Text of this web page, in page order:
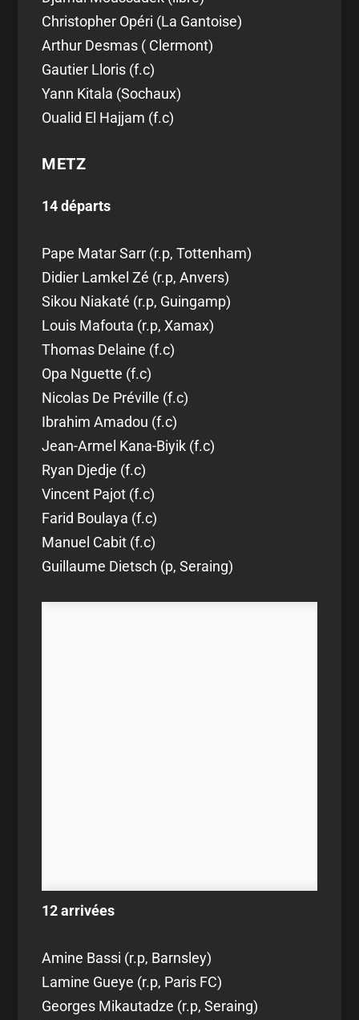
Christopher Opéri (La Gantoise)
Arthur Desmas ( Clermont)
Gautier Lloris (f.c)
Yann Kitala (Sochaux)
Oualid El Hajjam (f.c)
METZ
14 départs
Pape Matar Sarr (r.p, Tottenham)
Didier Lamkel Zé (r.p, Anvers)
Sikou Niakaté (r.p, Guingamp)
Louis Mafouta (r.p, Xamax)
Thomas Delaine (f.c)
Opa Nguette (f.c)
Nicolas De Préville (f.c)
Ibrahim Amadou (f.c)
Jean-Armel Kana-Biyik (f.c)
Ryan Djedje (f.c)
Vincent Pajot (f.c)
Farid Boulaya (f.c)
Manuel Cabit (f.c)
Guillaume Dietsch (p, Seraing)
12 arrivées
Amine Bassi (r.p, Barnsley)
Lamine Gueye (r.p, Paris FC)
Georges Mikautadze (r.p, Seraing)